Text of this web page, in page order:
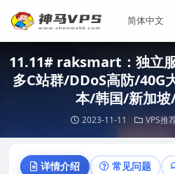
11.11# raksmart：独立
多C站群/DDoS高防/40G
本/韩国/新加
2023-11-11 VPS推
详情介绍 常见问题